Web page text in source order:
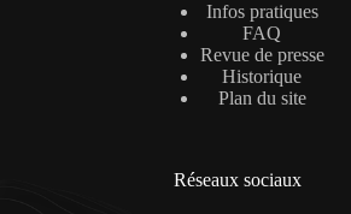
Infos pratiques
FAQ
Revue de presse
Historique
Plan du site
Réseaux sociaux